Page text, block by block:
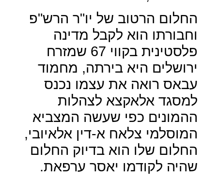
החלום הרטוב של יו"ר הרש"פ
וחבורתו הוא לקבל מדינה
פלסטינית בקווי 67 שמזרח
ירושלים היא בירתה, מחמוד
עבאס רואה את עצמו נכנס
למסגד אלאקצא לצהלות
ההמונים כפי שעשה המצביא
המוסלמי צלאח א-דין אלאיובי,
החלום שלו הוא בדיוק החלום
שהיה לקודמו יאסר ערפאת.